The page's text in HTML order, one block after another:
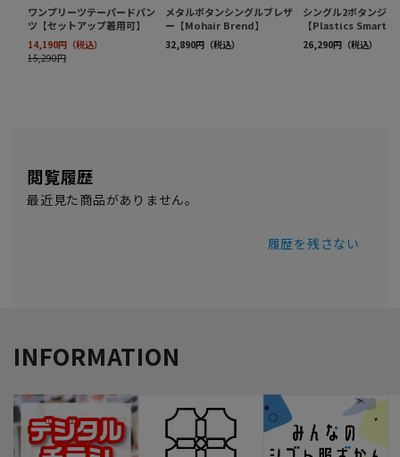
閲覧履歴
最近見た商品がありません。
履歴を残さない
INFORMATION